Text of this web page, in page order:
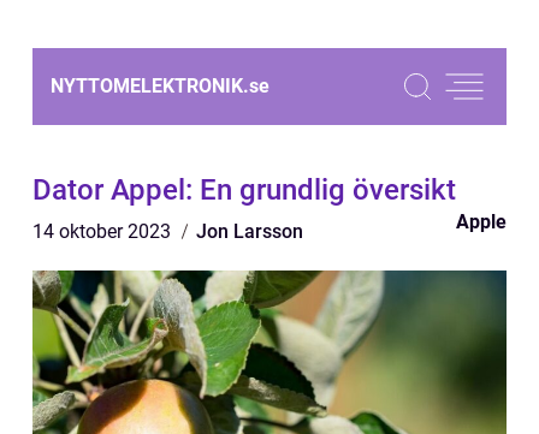
NYTTOMELEKTRONIK.se
Dator Appel: En grundlig översikt
14 oktober 2023 Jon Larsson Apple